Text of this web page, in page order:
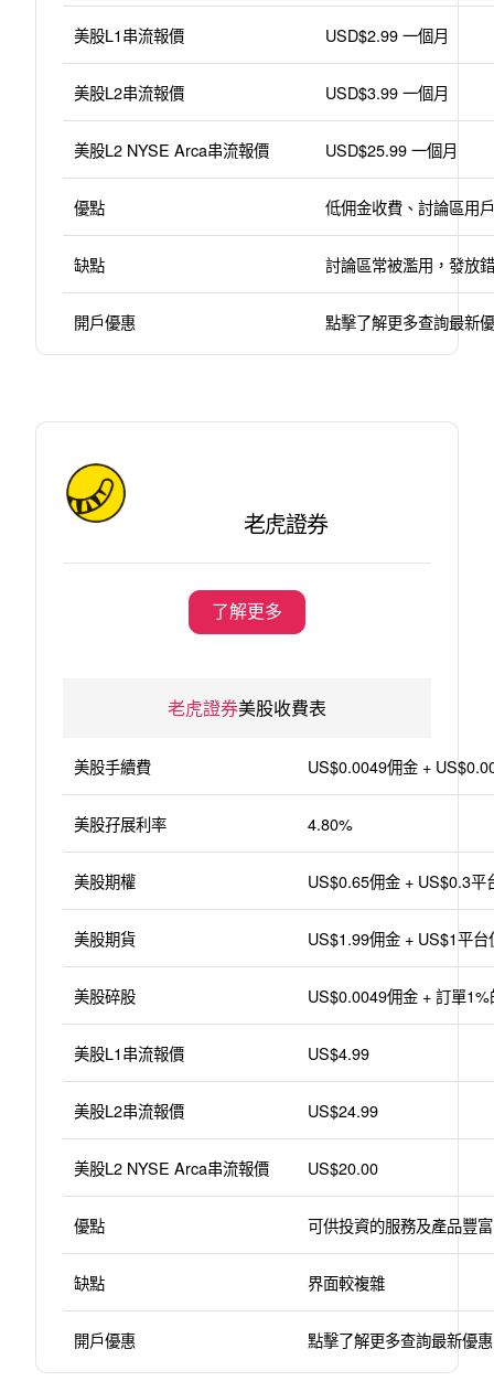
美股L1串流報價 USD$2.99 一個月
美股L2串流報價 USD$3.99 一個月
美股L2 NYSE Arca串流報價 USD$25.99 一個月
優點 低佣金收費、討論區用
缺點 討論區常被濫用，發放
開戶優惠 點擊了解更多查詢最新
老虎證券
了解更多
老虎證券美股收費表
美股手續費 US$0.0049佣金 +
美股孖展利率 4.80%
美股期權 US$0.65佣金 + US$0.3平
美股期貨 US$1.99佣金 + US$1平台
美股碎股 US$0.0049佣金 + 訂單
美股L1串流報價 US$4.99
美股L2串流報價 US$24.99
美股L2 NYSE Arca串流報價 US$20.00
優點 可供投資的服務及產品豐
缺點 界面較複雜
開戶優惠 點擊了解更多查詢最新優惠